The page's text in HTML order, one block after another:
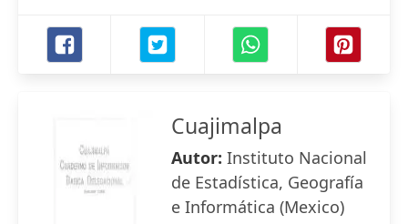
Cuajimalpa
Autor: Instituto Nacional
de Estadística, Geografía
e Informática (Mexico)